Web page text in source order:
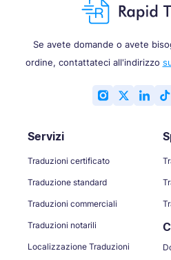
Se avete domande o avete
ordine, contattateci all'indirizzo
Servizi
Traduzioni certificato
Traduzione standard
Traduzioni commerciali
Traduzioni notarili
Localizzazione Traduzioni